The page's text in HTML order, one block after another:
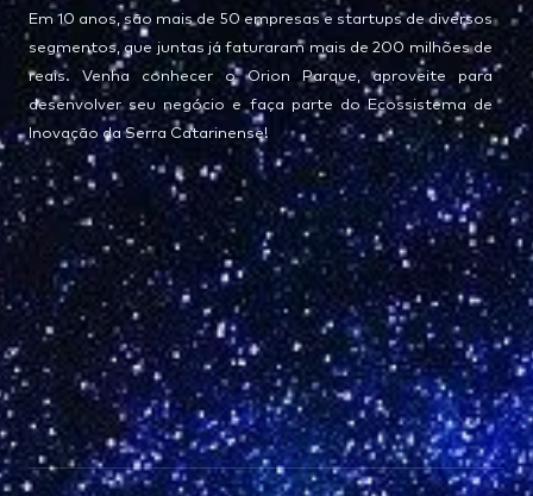
Em 10 anos, são mais de 50 empresas e startups de diversos
segmentos, que juntas já faturaram mais de 200 milhões de
reais. Venha conhecer o Orion Parque, aproveite para
desenvolver seu negócio e faça parte do Ecossistema de
Inovação da Serra Catarinense!